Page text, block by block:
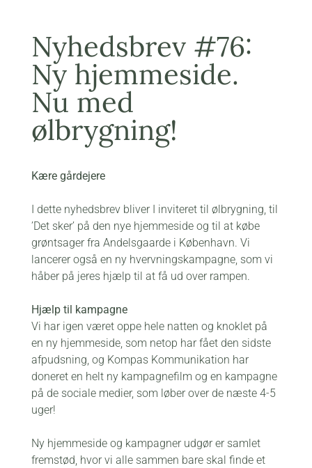
Nyhedsbrev #76:
Ny hjemmeside.
Nu med
ølbrygning!
Kære gårdejere
I dette nyhedsbrev bliver I inviteret til ølbrygning, til
’Det sker’ på den nye hjemmeside og til at købe
grøntsager fra Andelsgaarde i København. Vi
lancerer også en ny hvervningskampagne, som vi
håber på jeres hjælp til at få ud over rampen.
Hjælp til kampagne
Vi har igen været oppe hele natten og knoklet på
en ny hjemmeside, som netop har fået den sidste
afpudsning, og Kompas Kommunikation har
doneret en helt ny kampagnefilm og en kampagne
på de sociale medier, som løber over de næste 4-5
uger!
Ny hjemmeside og kampagner udgør er samlet
fremstød, hvor vi alle sammen bare skal finde et